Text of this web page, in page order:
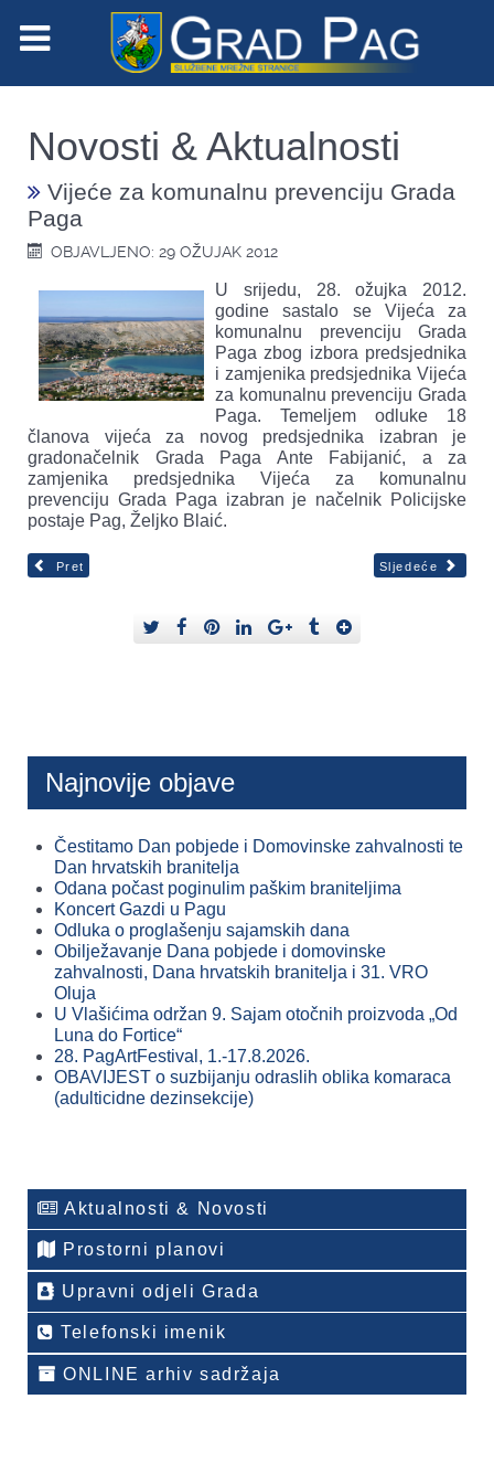
Novosti & Aktualnosti
Vijeće za komunalnu prevenciju Grada
Paga
OBJAVLJENO: 29 OŽUJAK 2012
U srijedu, 28. ožujka 2012.
godine sastalo se Vijeća za
komunalnu prevenciju Grada
Paga zbog izbora predsjednika
i zamjenika predsjednika Vijeća
za komunalnu prevenciju Grada
Paga. Temeljem odluke 18
članova vijeća za novog predsjednika izabran je
gradonačelnik Grada Paga Ante Fabijanić, a za
zamjenika predsjednika Vijeća za komunalnu
prevenciju Grada Paga izabran je načelnik Policijske
postaje Pag, Željko Blaić.
Pret Sljedeće
Najnovije objave
Čestitamo Dan pobjede i Domovinske zahvalnosti te
Dan hrvatskih branitelja
Odana počast poginulim paškim braniteljima
Koncert Gazdi u Pagu
Odluka o proglašenju sajamskih dana
Obilježavanje Dana pobjede i domovinske
zahvalnosti, Dana hrvatskih branitelja i 31. VRO
Oluja
U Vlašićima održan 9. Sajam otočnih proizvoda „Od
Luna do Fortice“
28. PagArtFestival, 1.-17.8.2026.
OBAVIJEST o suzbijanju odraslih oblika komaraca
(adulticidne dezinsekcije)
Aktualnosti & Novosti
Prostorni planovi
Upravni odjeli Grada
Telefonski imenik
ONLINE arhiv sadržaja